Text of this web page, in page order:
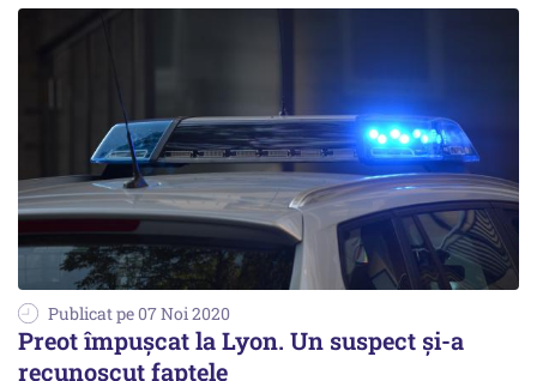
Publicat pe 07 Noi 2020
Preot împuşcat la Lyon. Un suspect şi-a
recunoscut faptele